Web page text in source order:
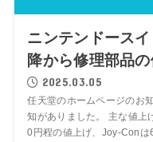
ニンテンドース
降から修理部品
2025.03.05
任天堂のホームページのお
知がありました。 主な値上
0円程の値上げ、Joy-Conは